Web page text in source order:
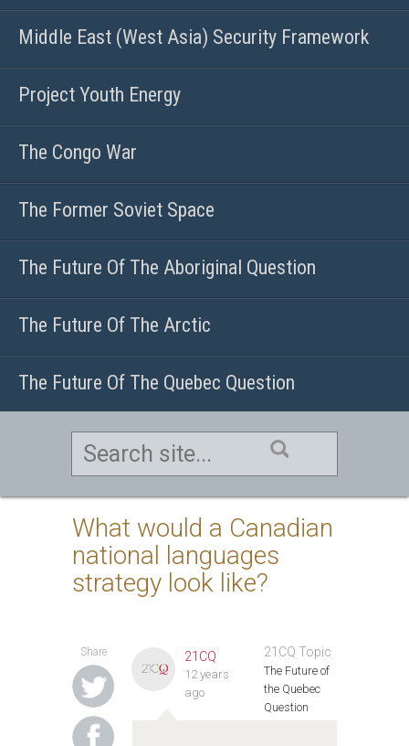
Middle East (West Asia) Security Framework
Project Youth Energy
The Congo War
The Former Soviet Space
The Future Of The Aboriginal Question
The Future Of The Arctic
The Future Of The Quebec Question
What would a Canadian
national languages
strategy look like?
Share 21CQ Topic
The Future of
the Quebec
Question
21CQ
12 years
ago